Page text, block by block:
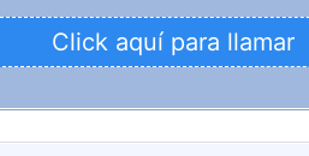
Click aquí para llamar